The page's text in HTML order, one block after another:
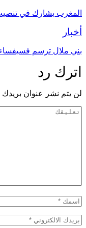
المغرب يشارك في تنصيب
أخبار
بني ملال ترسم فسيفساء
اترك رد
لن يتم نشر عنوان بريدك